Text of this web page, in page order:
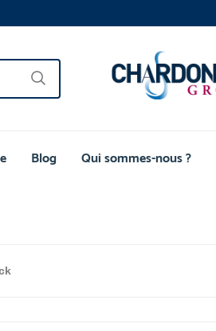
Blog Qui sommes-nous ?